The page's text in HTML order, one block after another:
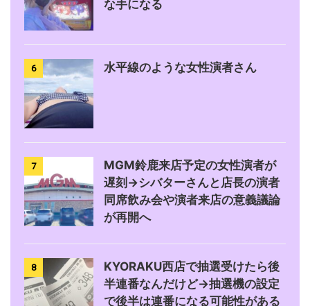
な手になる
6 水平線のような女性演者さん
7
MGM鈴鹿来店予定の女性演者が
遅刻→シバターさんと店長の演者
同席飲み会や演者来店の意義議論
が再開へ
8
KYORAKU西店で抽選受けたら後
半連番なんだけど→抽選機の設定
で後半は連番になる可能性がある